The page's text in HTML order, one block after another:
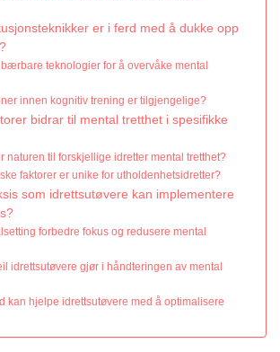
er i ferd med å dukke opp
teknologier for å overvåke mental
innen kognitiv trening er tilgjengelige?
bidrar til mental tretthet i spesifikke
naturen til forskjellige idretter mental tretthet?
faktorer er unike for utholdenhetsidretter?
som idrettsutøvere kan implementere
forbedre fokus og redusere mental
idrettsutøvere gjør i håndteringen av mental
kan hjelpe idrettsutøvere med å optimalisere